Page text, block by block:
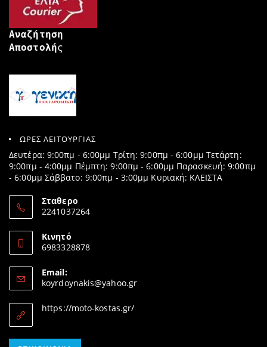
Αναζήτηση
Αποστολής
ΩΡΕΣ ΛΕΙΤΟΥΡΓΙΑΣ
Δευτέρα: 9:00πμ - 6:00μμ Τρίτη: 9:00πμ - 6:00μμ Τετάρτη:
9:00πμ - 4:00μμ Πέμπτη: 9:00πμ - 6:00μμ Παρασκευή: 9:00πμ
- 6:00μμ Σάββατο: 9:00πμ - 3:00μμ Κυριακή: ΚΛΕΙΣΤΑ
Σταθερο
2241037264
in
your
Κινητό
6983328878
in
your
application
Email:
koyrdoynakis@yahoo.grOpens
https://moto-kostas.gr/